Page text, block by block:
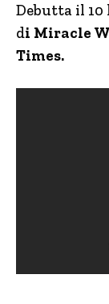
Debutta il
di Miracle
Times.